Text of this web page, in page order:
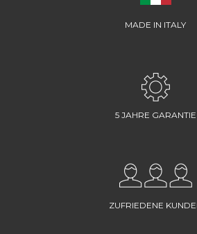
MADE IN ITALY
5 JAHRE GARANTIE
ZUFRIEDENE